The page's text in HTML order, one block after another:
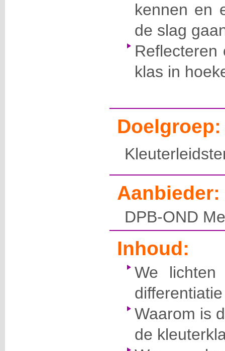
kennen en
de slag
klas in
Doelgroep:
Aanbieder:
DPB-OND
Inhoud:
We
differentiatie
Waarom is
de